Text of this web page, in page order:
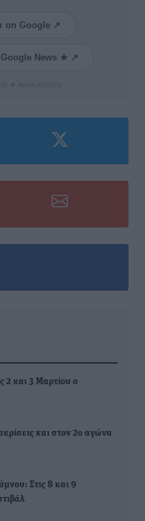
on Google ↗
Google News ★ ↗
2 και 3 Μαρτίου ο
και στον 2ο αγώνα
Στις 8 και 9